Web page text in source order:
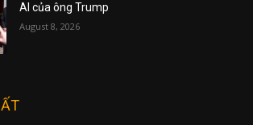
AI của ông Trump
August 8, 2026